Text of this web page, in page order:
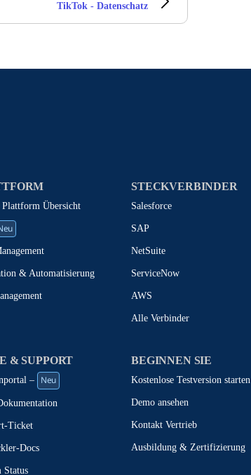
TikTok - Datenschatz
Übersicht
& Automatisierung
STECKVERBINDER
Salesforce
SAP
NetSuite
ServiceNow
AWS
Alle Verbinder
& SUPPORT
– Neu
Ticket
Docs
Status
BEGINNEN SIE
Kostenlose Testversion starten
Demo ansehen
Kontakt Vertrieb
Ausbildung & Zertifizierung